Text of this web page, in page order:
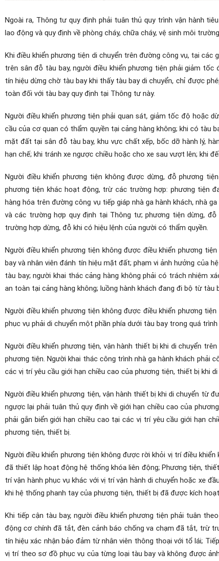
Ngoài ra, Thông tư quy định phải tuân thủ quy trình vận hành
lao động và quy định về phòng cháy, chữa cháy, vệ sinh môi
Khi điều khiển phương tiện di chuyển trên đường công vụ, tại
trên sân đỗ tàu bay, người điều khiển phương tiện phải giảm
tín hiệu dừng chờ tàu bay khi thấy tàu bay di chuyển, chỉ được
toàn đối với tàu bay quy định tại Thông tư này.
Người điều khiển phương tiện phải quan sát, giảm tốc độ hoặc
cầu của cơ quan có thẩm quyền tại cảng hàng không; khi có tàu
mặt đất tại sân đỗ tàu bay, khu vực chất xếp, bốc dỡ hành lý,
hạn chế; khi tránh xe ngược chiều hoặc cho xe sau vượt lên; khi
Người điều khiển phương tiện không được dừng, đỗ phương
phương tiện khác hoạt động, trừ các trường hợp: phương tiện
hàng hóa trên đường công vụ tiếp giáp nhà ga hành khách, nhà
và các trường hợp quy định tại Thông tư; phương tiện dừng,
trường hợp dừng, đỗ khi có hiệu lệnh của người có thẩm quyền.
Người điều khiển phương tiện không được điều khiển phương
bay và nhân viên đánh tín hiệu mặt đất; phạm vi ảnh hưởng của
tàu bay; người khai thác cảng hàng không phải có trách nhiệm
an toàn tại cảng hàng không; luồng hành khách đang đi bộ từ tàu
Người điều khiển phương tiện không được điều khiển phương
phục vụ phải di chuyển một phần phía dưới tàu bay trong quá trình
Người điều khiển phương tiện, vận hành thiết bị khi di chuyển
phương tiện. Người khai thác công trình nhà ga hành khách phải
các vị trí yêu cầu giới hạn chiều cao của phương tiện, thiết bị khi
Người điều khiển phương tiện, vận hành thiết bị khi di chuyển từ
ngược lại phải tuân thủ quy định về giới hạn chiều cao của
phải gắn biển giới hạn chiều cao tại các vị trí yêu cầu giới hạn
phương tiện, thiết bị.
Người điều khiển phương tiện không được rời khỏi vị trí điều
đã thiết lập hoạt động hệ thống khóa liên động; Phương tiện,
trí vận hành phục vụ khác với vị trí vận hành di chuyển hoặc xe
khi hệ thống phanh tay của phương tiện, thiết bị đã được kích
Khi tiếp cận tàu bay, người điều khiển phương tiện phải tuân
động cơ chính đã tắt, đèn cảnh báo chống va chạm đã tắt, trừ
tín hiệu xác nhận bảo đảm từ nhân viên thông thoại với tổ lái;
vị trí theo sơ đồ phục vụ của từng loại tàu bay và không được